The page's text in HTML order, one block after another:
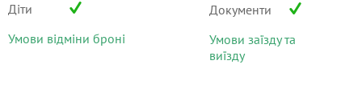
Діти
Умови відміни броні
Документи
Умови заїзду та
виїзду